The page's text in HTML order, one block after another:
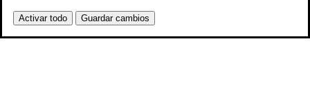
Activar todo Guardar cambios